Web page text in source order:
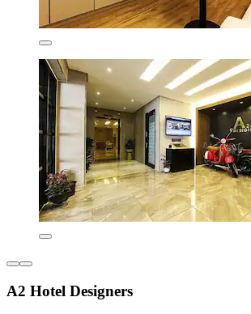
A2 Hotel Designers